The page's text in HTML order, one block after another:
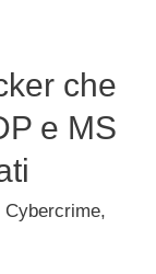
che
e MS
Cybercrime,